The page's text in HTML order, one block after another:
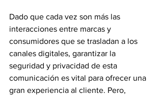
Dado que cada vez son más las
interacciones entre marcas y
consumidores que se trasladan a los
canales digitales, garantizar la
seguridad y privacidad de esta
comunicación es vital para ofrecer una
gran experiencia al cliente. Pero,